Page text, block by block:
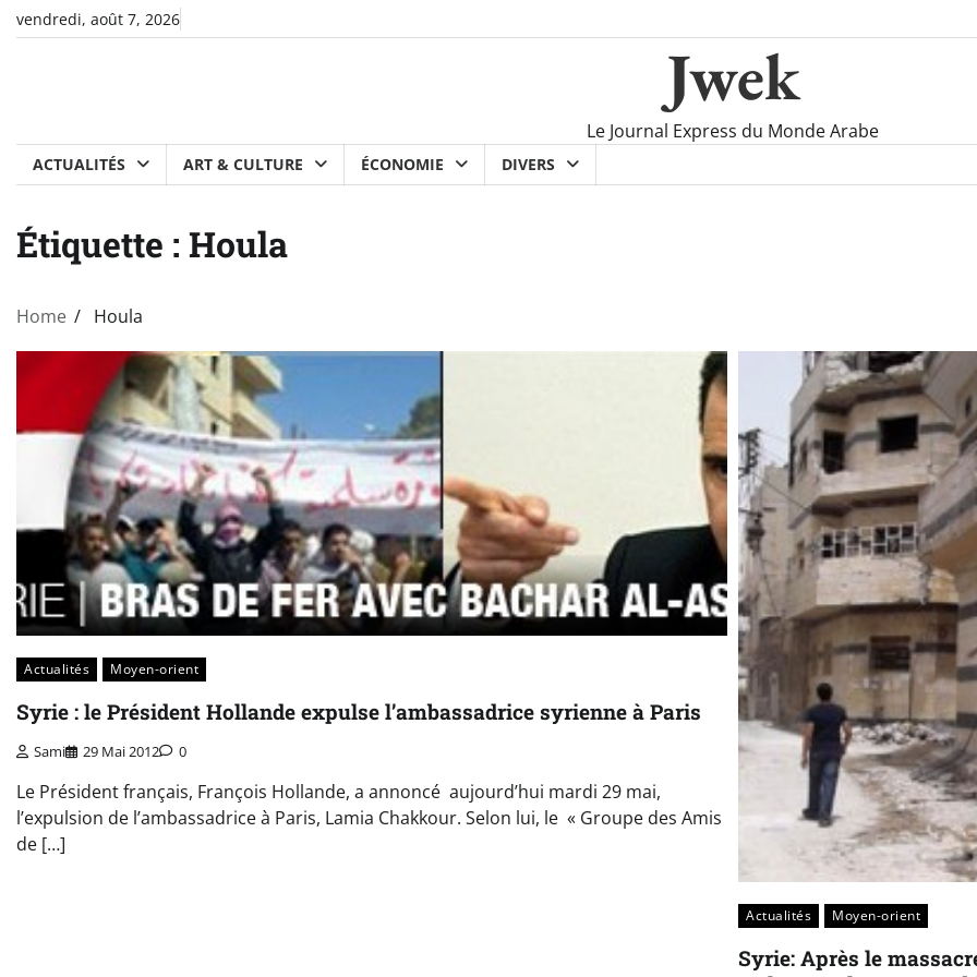
Skipvendredi, août 7, 2026
Jwek
Le Journal Express du Monde Arabe
ACTUALITÉS ART & CULTURE ÉCONOMIE DIVERS
Étiquette : Houla
Home Houla
Actualités Moyen-orient
Syrie : le Président Hollande expulse l’ambassadrice syrienne à Paris
Sami 29 Mai 2012 0
Le Président français, François Hollande, a annoncé aujourd’hui mardi 29 mai,
l’expulsion de l’ambassadrice à Paris, Lamia Chakkour. Selon lui, le « Groupe des Amis
de […]
Actualités Moyen-orient
Syrie: Après le